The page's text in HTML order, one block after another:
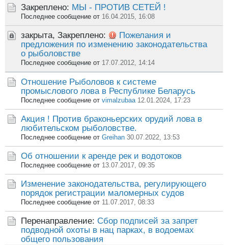
Закреплено: МЫ - ПРОТИВ СЕТЕЙ !
Последнее сообщение от 16.04.2015, 16:08
закрыта, Закреплено:
Пожелания и
предложения по изменению законодательства
о рыболовстве
Последнее сообщение от 17.07.2012, 14:14
Отношение Рыболовов к системе
промыслового лова в Республике Беларусь
Последнее сообщение от vimalzubaa 12.01.2024, 17:23
Акция ! Против браконьерских орудий лова в
любительском рыболовстве.
Последнее сообщение от Greihan 30.07.2022, 13:53
Об отношении к аренде рек и водотоков
Последнее сообщение от 13.07.2017, 09:35
Изменение законодательства, регулирующего
порядок регистрации маломерных судов
Последнее сообщение от 11.07.2017, 08:33
Перенаправление: Сбор подписей за запрет
подводной охоты в нац парках, в водоемах
общего пользования